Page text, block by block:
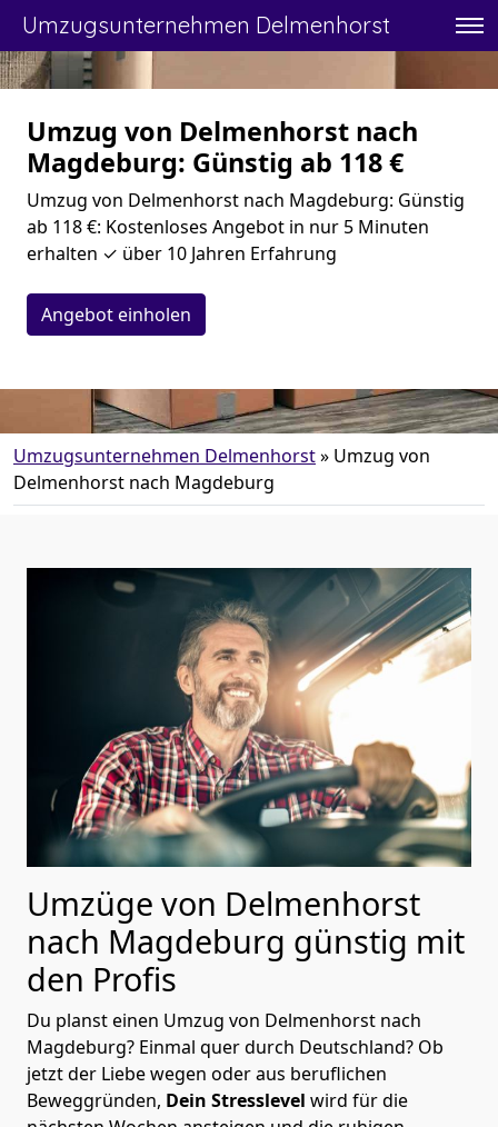
Umzugsunternehmen Delmenhorst
Umzug von Delmenhorst nach
Magdeburg: Günstig ab 118 €
Umzug von Delmenhorst nach Magdeburg: Günstig
ab 118 €: Kostenloses Angebot in nur 5 Minuten
erhalten ✓ über 10 Jahren Erfahrung
Angebot einholen
Umzugsunternehmen Delmenhorst» Umzug von
Delmenhorst nach Magdeburg
Umzüge von Delmenhorst
nach Magdeburg günstig mit
den Profis
Du planst einen Umzug von Delmenhorst nach
Magdeburg? Einmal quer durch Deutschland? Ob
jetzt der Liebe wegen oder aus beruflichen
Beweggründen, Dein Stresslevel wird für die